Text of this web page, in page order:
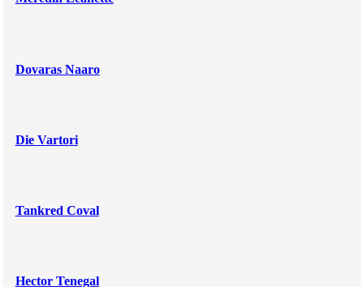
Dovaras Naaro
Die Vartori
Tankred Coval
Hector Tenegal